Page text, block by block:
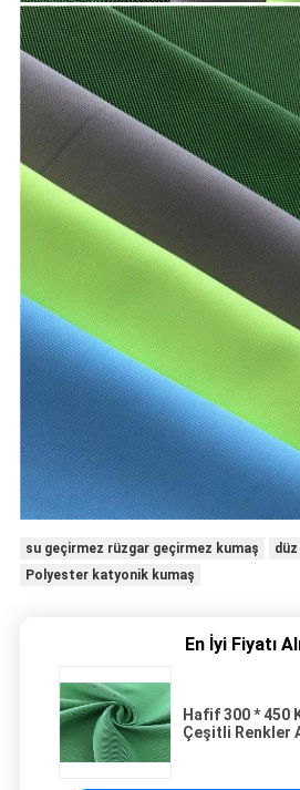
su geçirmez rüzgar geçirmez kumaş
Polyester katyonik kumaş
En İyi Fiyatı
Hafif 300 * 450
Çeşitli Renkler